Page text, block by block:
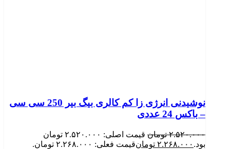
نوشیدنی انرژی زا کم کالری بیگ بیر 250 سی سی
– باکس 24 عددی
۲.۵۲۰.۰۰۰ تومان
قیمت اصلی: ۲.۵۲۰.۰۰۰ تومان
بود. ۲.۲۶۸.۰۰۰ تومانقیمت فعلی: ۲.۲۶۸.۰۰۰ تومان.